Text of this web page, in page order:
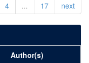
4 ... 17 next
Author(s)